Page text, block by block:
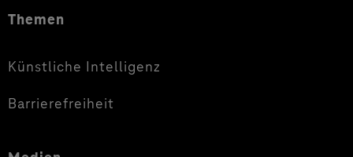
Themen
Künstliche Intelligenz
Barrierefreiheit